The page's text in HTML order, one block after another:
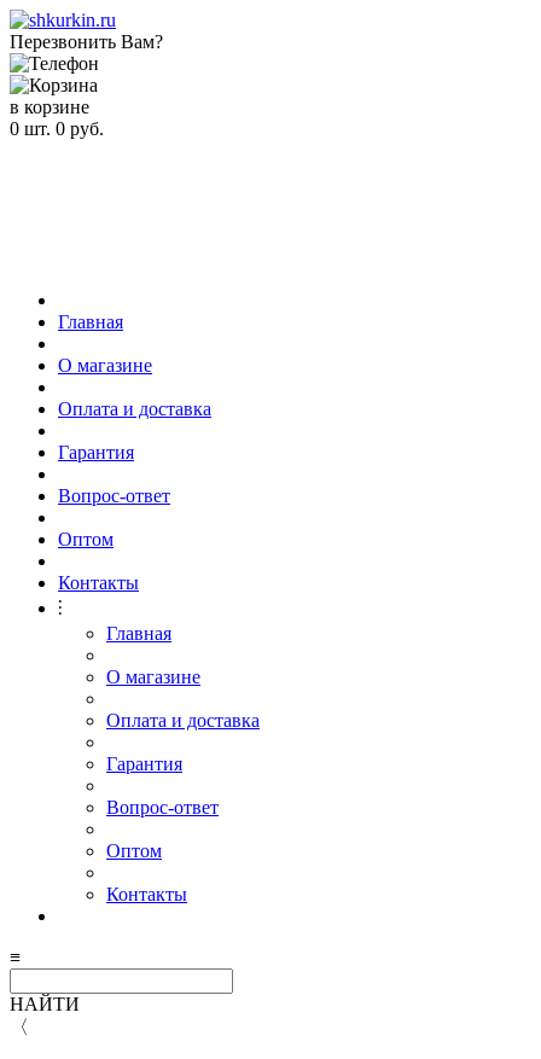
Перезвонить Вам?
в корзине
0 шт. 0 руб.
Главная
О магазине
Оплата и доставка
Гарантия
Вопрос-ответ
Оптом
Контакты
⫶
Главная
О магазине
Оплата и доставка
Гарантия
Вопрос-ответ
Оптом
Контакты
≡
НАЙТИ
〈